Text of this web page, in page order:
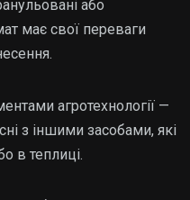
або
має свої переваги
агротехнології —
з іншими засобами, які
в теплиці.